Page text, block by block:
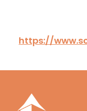
https://